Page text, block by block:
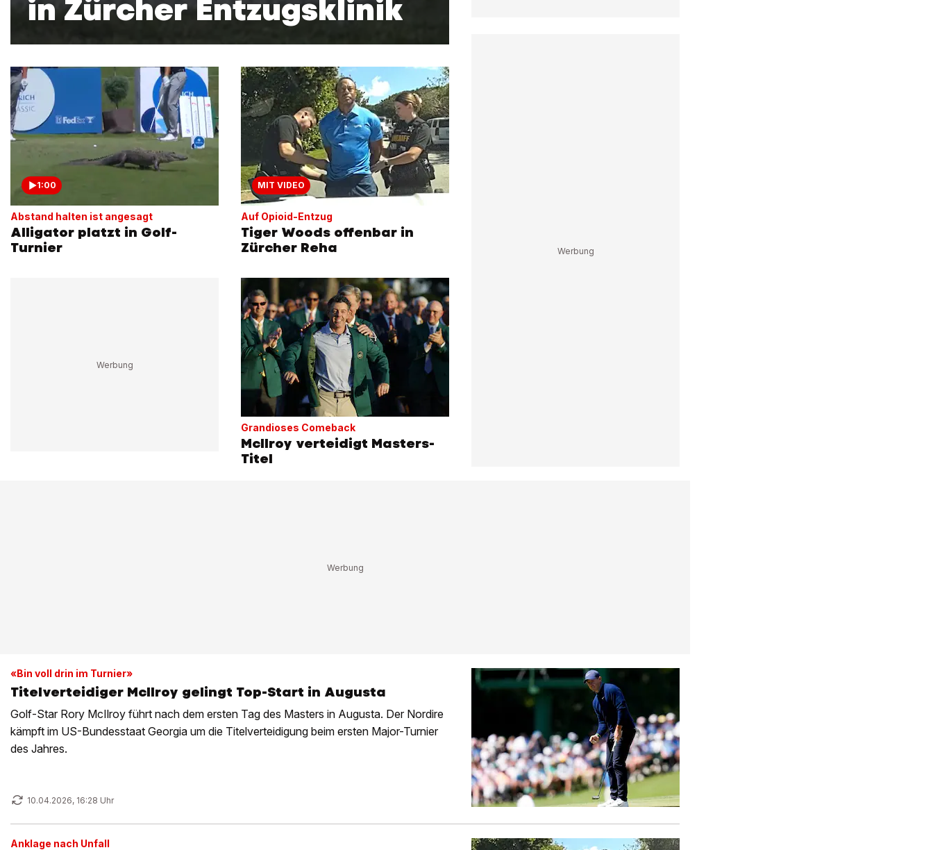
in Zürcher Entzugsklinik
1:00
Abstand halten ist angesagt
Alligator platzt in Golf-
Turnier
MIT VIDEO
Auf Opioid-Entzug
Tiger Woods offenbar in
Zürcher Reha
Grandioses Comeback
McIlroy verteidigt Masters-
Titel
«Bin voll drin im Turnier»
Titelverteidiger McIlroy gelingt Top-Start in Augusta
Golf-Star Rory McIlroy führt nach dem ersten Tag des Masters in Augusta. Der Nordire
kämpft im US-Bundesstaat Georgia um die Titelverteidigung beim ersten Major-Turnier
des Jahres.
10.04.2026, 16:28 Uhr
Anklage nach Unfall